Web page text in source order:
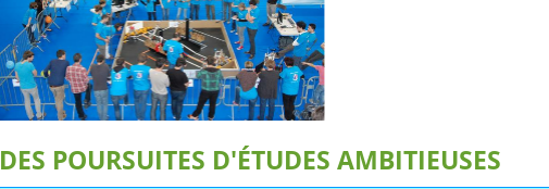
DES POURSUITES D'ÉTUDES AMBITIEUSES